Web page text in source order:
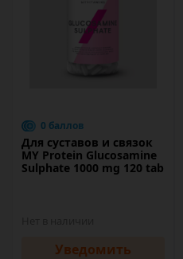
0 баллов
Для суставов и связок
MY Protein Glucosamine
Sulphate 1000 mg 120 tab
Уведомить